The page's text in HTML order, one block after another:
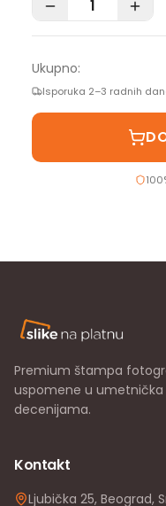
Ukupno:
Isporuka 2–3 radnih
Premium štampa
uspomene u umetnička
decenijama.
Kontakt
Ljubička 25, Beograd,